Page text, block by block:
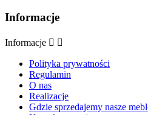
Informacje
Informacje  
Polityka prywatności
Regulamin
O nas
Realizacje
Gdzie sprzedajemy nasze